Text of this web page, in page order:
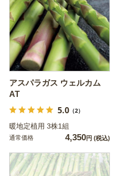
アスパラガス ウェルカム
AT
5.0（2）
暖地定植用 3株1組
通常価格 4,350円 (税込)